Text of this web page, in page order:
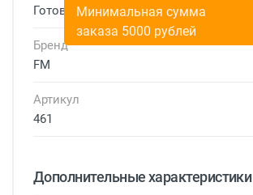
Готовые очки
Бренд
FM
Артикул
461
Дополнительные характеристики
Минимальная сумма
заказа 5000 рублей